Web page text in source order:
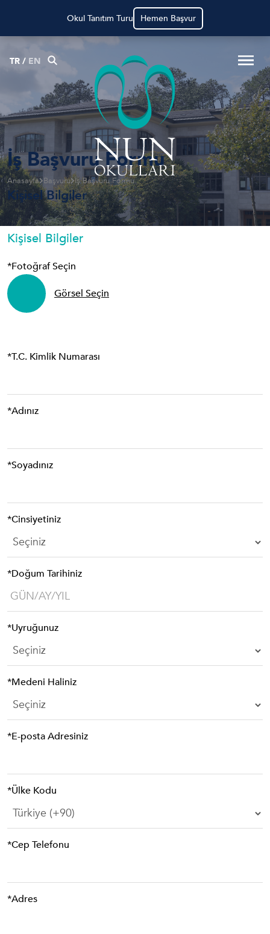
Okul Tanıtım Turu Hemen Başvur
TR/ EN
Anasayfa Başvuru İş Başvuru Formu
İş Başvuru Formu
Kişisel Bilgiler
Kişisel Bilgiler
*Fotoğraf Seçin
Görsel Seçin
*T.C. Kimlik Numarası
*Adınız
*Soyadınız
*Cinsiyetiniz
*Doğum Tarihiniz
*Uyruğunuz
*Medeni Haliniz
*E-posta Adresiniz
*Ülke Kodu
*Cep Telefonu
*Adres